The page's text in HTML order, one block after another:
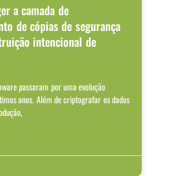
a camada de
de cópias de segurança
intencional de
passaram por uma evolução
anos. Além de criptografar os dados